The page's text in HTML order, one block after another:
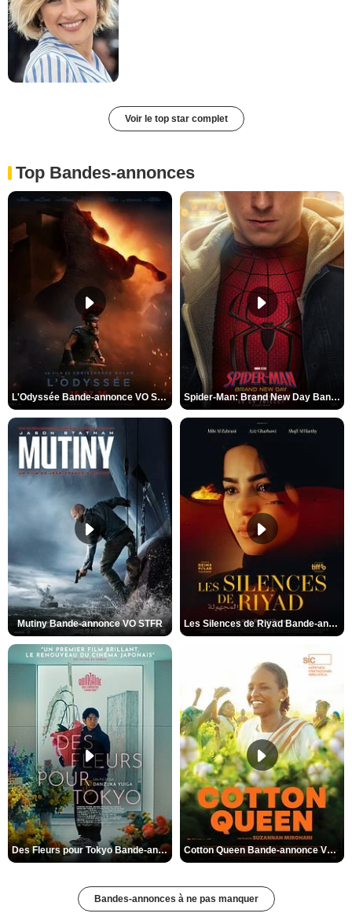
Voir le top star complet
Top Bandes-annonces
L'Odyssée Bande-annonce VO STFR Spider-Man: Brand New Day Bande-annonce VO STFR
Mutiny Bande-annonce VO STFR Les Silences de Riyad Bande-annonce VO STFR
Des Fleurs pour Tokyo Bande-annonce VO STFR Cotton Queen Bande-annonce VO STFR
Bandes-annonces à ne pas manquer